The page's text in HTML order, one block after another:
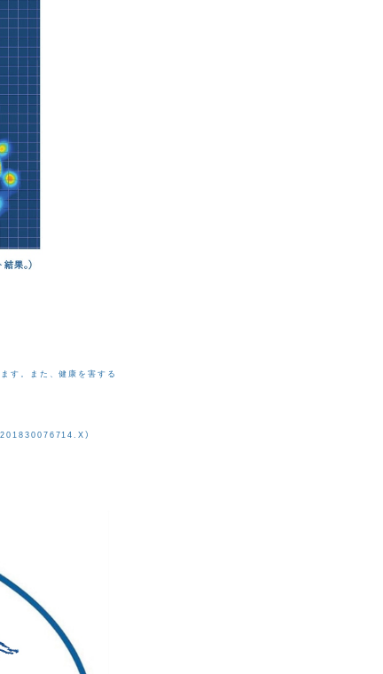
す。また、健康を害する
）